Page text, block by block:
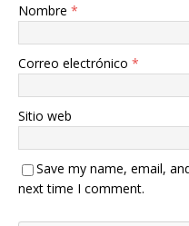
Nombre *
Correo electrónico *
Sitio web
Save my name, email,
next time I comment.